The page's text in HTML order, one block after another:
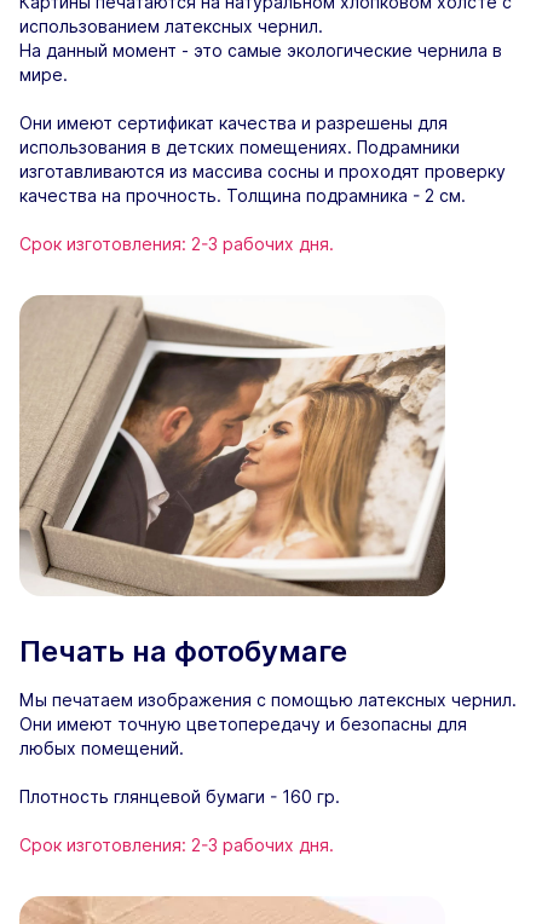
использованием латексных чернил.
На данный момент - это самые экологические чернила в
мире.
Они имеют сертификат качества и разрешены для
использования в детских помещениях. Подрамники
изготавливаются из массива сосны и проходят проверку
качества на прочность. Толщина подрамника - 2 см.
Срок изготовления: 2-3 рабочих дня.
Печать на фотобумаге
Мы печатаем изображения с помощью латексных чернил.
Они имеют точную цветопередачу и безопасны для
любых помещений.
Плотность глянцевой бумаги - 160 гр.
Срок изготовления: 2-3 рабочих дня.